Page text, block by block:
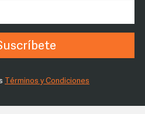
Términos y Condiciones